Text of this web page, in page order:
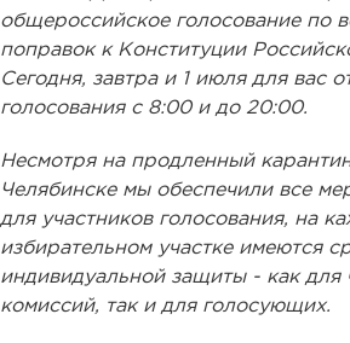
общероссийское голосование по
поправок к Конституции
Сегодня, завтра и 1 июля для вас
голосования с 8:00 и до 20:00.
Несмотря на продленный
Челябинске мы обеспечили все
для участников голосования, на
избирательном участке имеются
индивидуальной защиты - как для
комиссий, так и для голосующих.